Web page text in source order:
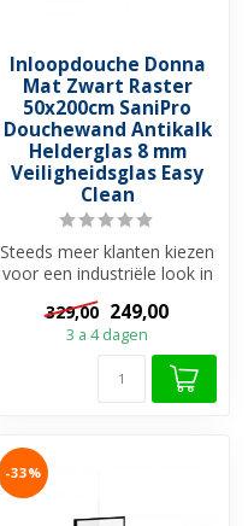
Inloopdouche Donna
Mat Zwart Raster
50x200cm SaniPro
Douchewand Antikalk
Helderglas 8 mm
Veiligheidsglas Easy
Clean
Steeds meer klanten kiezen
voor een industriële look in
de badkamer en de
douche...
329,00 249,00
3 a 4 dagen
-33%